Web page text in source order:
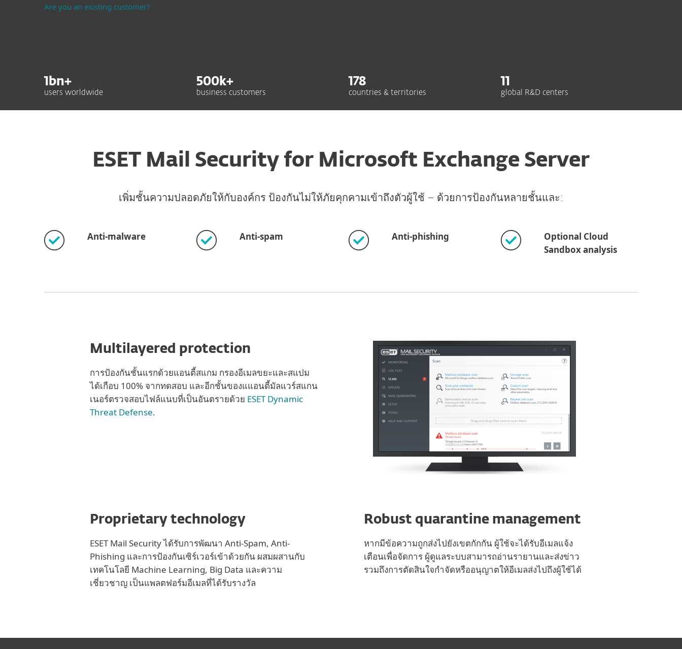
Are you an existing customer?
1 bn+
users worldwide
500 k+
business customers
178
countries & territories
11
global R&D centers
ESET Mail Security for Microsoft Exchange Server
เพิ่มชั้นความปลอดภัยให้กับองค์กร ป้องกันไม่ให้ภัยคุกคามเข้าถึงตัวผู้ใช้ – ด้วยการป้องกันหลายชั้นและ:
Anti-malware Anti-spam Anti-phishing
Optional Cloud
Sandbox analysis
Multilayered protection
การป้องกันชั้นแรกด้วยแอนตี้สแกม กรองอีเมลขยะและสแปม
ได้เกือบ 100% จากทดสอบ และอีกชั้นของแแอนตี้มัลแวร์สแกน
เนอร์ตรวจสอบไฟล์แนบที่เป็นอันตรายด้วย ESET Dynamic
Threat Defense.
Proprietary technology
ESET Mail Security ได้รับการพัฒนา Anti-Spam, Anti-
Phishing และการป้องกันเซิร์เวอร์เข้าด้วยกัน ผสมผสานกับ
เทคโนโลยี Machine Learning, Big Data และความ
เชี่ยวชาญ เป็นแพลตฟอร์มอีเมลที่ได้รับรางวัล
Robust quarantine management
หากมีข้อความถูกส่งไปยังเขตกักกัน ผู้ใช้จะได้รับอีเมลแจ้ง
เตือนเพื่อจัดการ ผู้ดูแลระบบสามารถอ่านรายานและส่งข่าว
รวมถึงการตัดสินใจกำจัดหรืออนุญาตให้อีเมลส่งไปถึงผู้ใช้ได้